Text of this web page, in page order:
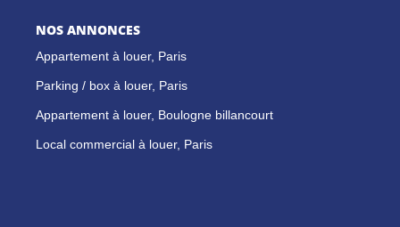
NOS ANNONCES
Appartement à louer, Paris
Parking / box à louer, Paris
Appartement à louer, Boulogne billancourt
Local commercial à louer, Paris